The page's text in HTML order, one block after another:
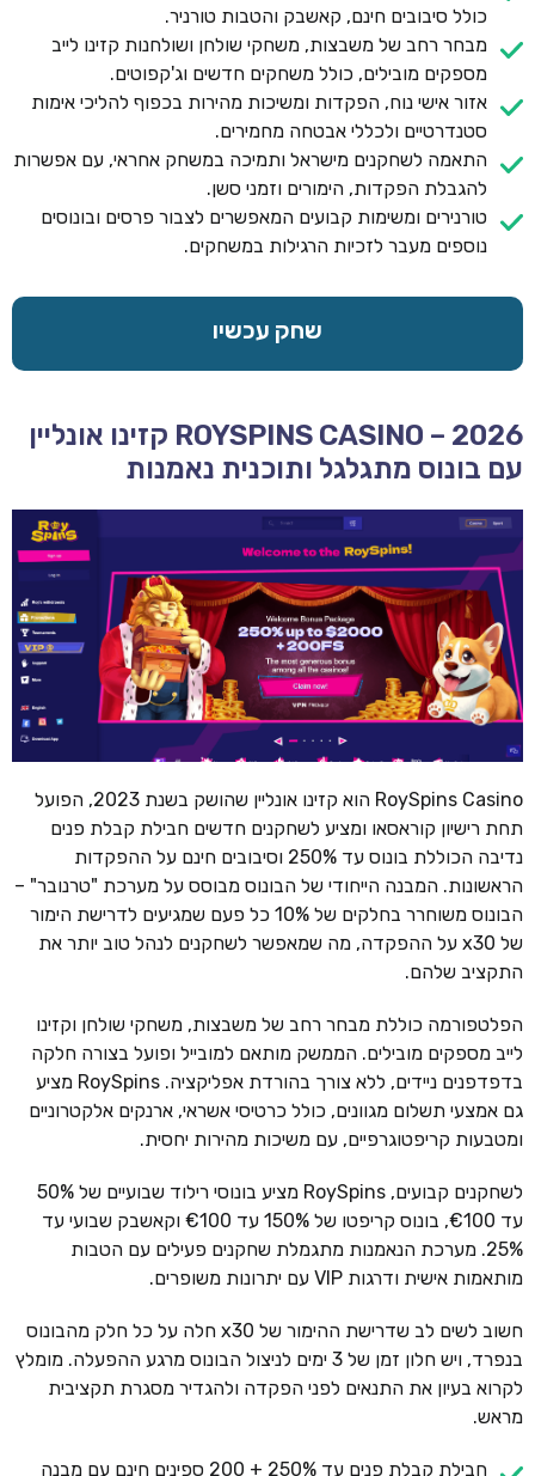
כולל סיבובים חינם, קאשבק והטבות טורניר.
מבחר רחב של משבצות, משחקי שולחן ושולחנות קזינו לייב
מספקים מובילים, כולל משחקים חדשים וג'קפוטים.
אזור אישי נוח, הפקדות ומשיכות מהירות בכפוף להליכי אימות
סטנדרטיים ולכללי אבטחה מחמירים.
התאמה לשחקנים מישראל ותמיכה במשחק אחראי, עם אפשרות
להגבלת הפקדות, הימורים וזמני סשן.
טורנירים ומשימות קבועים המאפשרים לצבור פרסים ובונוסים
נוספים מעבר לזכיות הרגילות במשחקים.
שחק עכשיו
ROYSPINS CASINO – 2026 קזינו אונליין
עם בונוס מתגלגל ותוכנית נאמנות
RoySpins Casino הוא קזינו אונליין שהושק בשנת 2023, הפועל
תחת רישיון קוראסאו ומציע לשחקנים חדשים חבילת קבלת פנים
נדיבה הכוללת בונוס עד 250% וסיבובים חינם על ההפקדות
הראשונות. המבנה הייחודי של הבונוס מבוסס על מערכת "טרנובר" –
הבונוס משוחרר בחלקים של 10% כל פעם שמגיעים לדרישת הימור
של x30 על ההפקדה, מה שמאפשר לשחקנים לנהל טוב יותר את
התקציב שלהם.
הפלטפורמה כוללת מבחר רחב של משבצות, משחקי שולחן וקזינו
לייב מספקים מובילים. הממשק מותאם למובייל ופועל בצורה חלקה
בדפדפנים ניידים, ללא צורך בהורדת אפליקציה. RoySpins מציע
גם אמצעי תשלום מגוונים, כולל כרטיסי אשראי, ארנקים אלקטרוניים
ומטבעות קריפטוגרפיים, עם משיכות מהירות יחסית.
לשחקנים קבועים, RoySpins מציע בונוסי רילוד שבועיים של 50%
עד €100, בונוס קריפטו של 150% עד €100 וקאשבק שבועי עד
25%. מערכת הנאמנות מתגמלת שחקנים פעילים עם הטבות
מותאמות אישית ודרגות VIP עם יתרונות משופרים.
חשוב לשים לב שדרישת ההימור של x30 חלה על כל חלק מהבונוס
בנפרד, ויש חלון זמן של 3 ימים לניצול הבונוס מרגע ההפעלה. מומלץ
לקרוא בעיון את התנאים לפני הפקדה ולהגדיר מסגרת תקציבית
מראש.
חבילת קבלת פנים עד 250% + 200 ספינים חינם עם מבנה